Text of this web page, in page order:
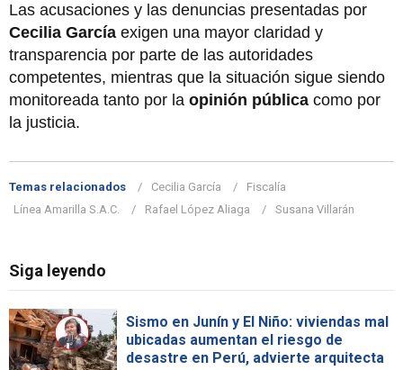
Las acusaciones y las denuncias presentadas por
Cecilia García exigen una mayor claridad y
transparencia por parte de las autoridades
competentes, mientras que la situación sigue siendo
monitoreada tanto por la opinión pública como por
la justicia.
Temas relacionados Cecilia García
Fiscalía
Línea Amarilla S.A.C.
Rafael López Aliaga Susana Villarán
Siga leyendo
Sismo en Junín y El Niño: viviendas mal
ubicadas aumentan el riesgo de
desastre en Perú, advierte arquitecta